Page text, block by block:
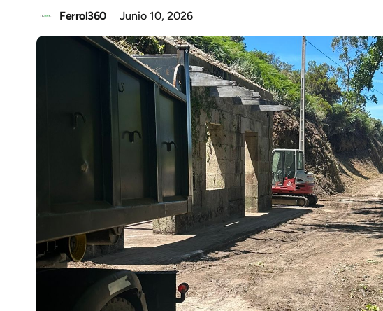
Ferrol360 Junio 10, 2026